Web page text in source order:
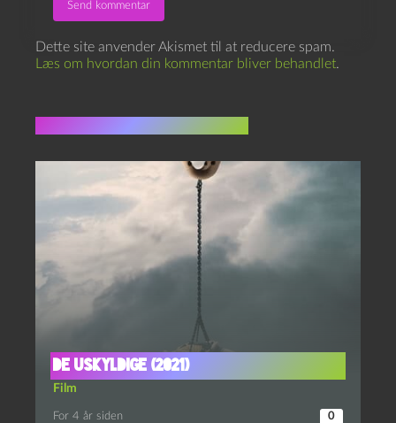
Dette site anvender Akismet til at reducere spam.
Læs om hvordan din kommentar bliver behandlet.
De uskyldige (2021)
Film
For 4 år siden 0